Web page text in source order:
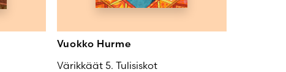
Vuokko Hurme
Värikkäät 5. Tulisiskot